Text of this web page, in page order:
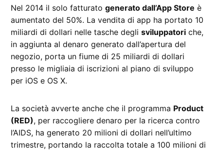
Nel 2014 il solo fatturatogenerato dall’App Store è
aumentato del 50%. La vendita di app ha portato 10
miliardi di dollari nelle tasche deglisviluppatori che,
in aggiunta al denaro generato dall’apertura del
negozio, porta un fiume di 25 miliardi di dollari
presso le migliaia di iscrizioni al piano di sviluppo
per iOS e OS X.
La società avverte anche che il programma Product
(RED), per raccogliere denaro per la ricerca contro
l’AIDS, ha generato 20 milioni di dollari nell’ultimo
trimestre, portando la raccolta totale a 100 milioni di